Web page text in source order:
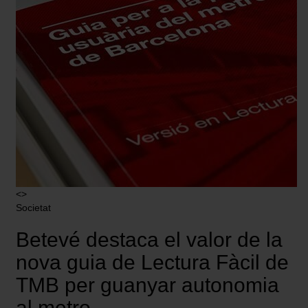
<>
Societat
Betevé destaca el valor de la
nova guia de Lectura Fàcil de
TMB per guanyar autonomia